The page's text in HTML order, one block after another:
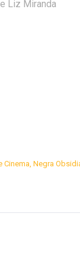
Liz Miranda
Cinema, Negra